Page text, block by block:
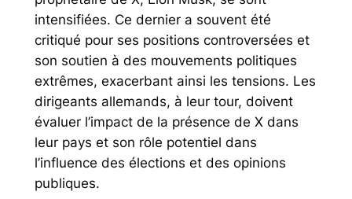
intensifiées. Ce dernier a souvent été
critiqué pour ses positions controversées et
son soutien à des mouvements politiques
extrêmes, exacerbant ainsi les tensions. Les
dirigeants allemands, à leur tour, doivent
évaluer l’impact de la présence de X dans
leur pays et son rôle potentiel dans
l’influence des élections et des opinions
publiques.